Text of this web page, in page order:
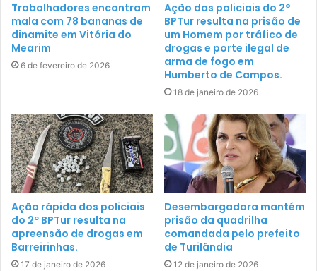
Trabalhadores encontram
mala com 78 bananas de
dinamite em Vitória do
Mearim
6 de fevereiro de 2026
Ação dos policiais do 2°
BPTur resulta na prisão de
um Homem por tráfico de
drogas e porte ilegal de
arma de fogo em
Humberto de Campos.
18 de janeiro de 2026
Ação rápida dos policiais
do 2º BPTur resulta na
apreensão de drogas em
Barreirinhas.
17 de janeiro de 2026
Desembargadora mantém
prisão da quadrilha
comandada pelo prefeito
de Turilândia
12 de janeiro de 2026